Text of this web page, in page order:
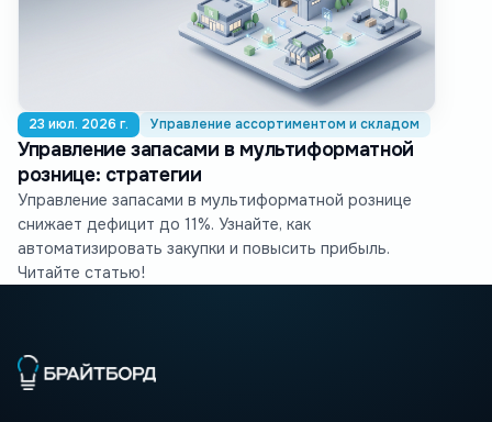
23 июл. 2026 г. Управление ассортиментом и складом
Управление запасами в мультиформатной
рознице: стратегии
Управление запасами в мультиформатной рознице
снижает дефицит до 11%. Узнайте, как
автоматизировать закупки и повысить прибыль.
Читайте статью!